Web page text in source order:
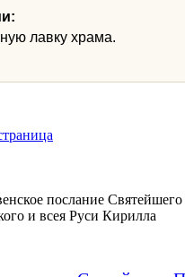
лавку храма.
послание
и всея Руси Кирилла